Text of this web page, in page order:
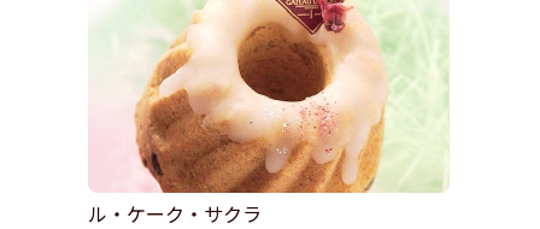
ル・ケーク・サクラ